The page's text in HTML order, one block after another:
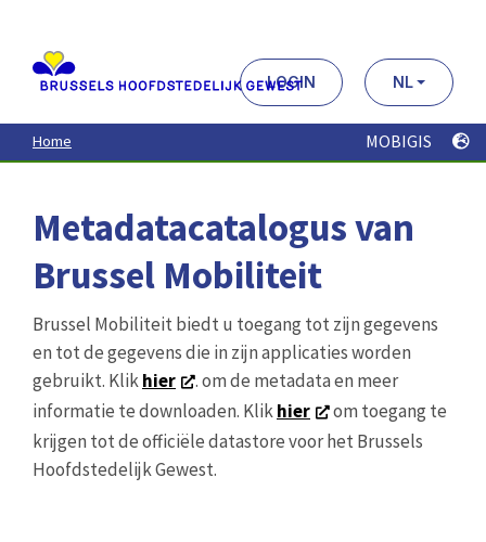
contenu
principal
LOGIN NL
Home MOBIGIS
Metadatacatalogus van
Brussel Mobiliteit
Brussel Mobiliteit biedt u toegang tot zijn gegevens
en tot de gegevens die in zijn applicaties worden
gebruikt. Klikhier
. om de metadata en meer
informatie te downloaden. Klikhier
om toegang te
krijgen tot de officiële datastore voor het Brussels
Hoofdstedelijk Gewest.